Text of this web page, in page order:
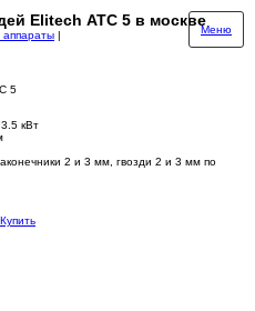
Elitech АТС 5 в москве
Меню
|
5
кВт
2 и 3 мм, гвозди 2 и 3 мм по
Купить